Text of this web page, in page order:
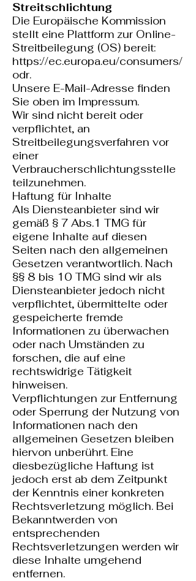
Streitschlichtung
Die Europäische Kommission
stellt eine Plattform zur Online-
Streitbeilegung (OS) bereit:
https://ec.europa.eu/consumers/
odr.
Unsere E-Mail-Adresse finden
Sie oben im Impressum.
Wir sind nicht bereit oder
verpflichtet, an
Streitbeilegungsverfahren vor
einer
Verbraucherschlichtungsstelle
teilzunehmen.
Haftung für Inhalte
Als Diensteanbieter sind wir
gemäß § 7 Abs.1 TMG für
eigene Inhalte auf diesen
Seiten nach den allgemeinen
Gesetzen verantwortlich. Nach
§§ 8 bis 10 TMG sind wir als
Diensteanbieter jedoch nicht
verpflichtet, übermittelte oder
gespeicherte fremde
Informationen zu überwachen
oder nach Umständen zu
forschen, die auf eine
rechtswidrige Tätigkeit
hinweisen.
Verpflichtungen zur Entfernung
oder Sperrung der Nutzung von
Informationen nach den
allgemeinen Gesetzen bleiben
hiervon unberührt. Eine
diesbezügliche Haftung ist
jedoch erst ab dem Zeitpunkt
der Kenntnis einer konkreten
Rechtsverletzung möglich. Bei
Bekanntwerden von
entsprechenden
Rechtsverletzungen werden wir
diese Inhalte umgehend
entfernen.